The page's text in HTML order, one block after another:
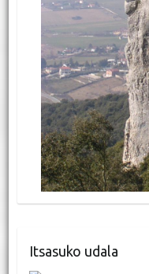
Itsasuko udala